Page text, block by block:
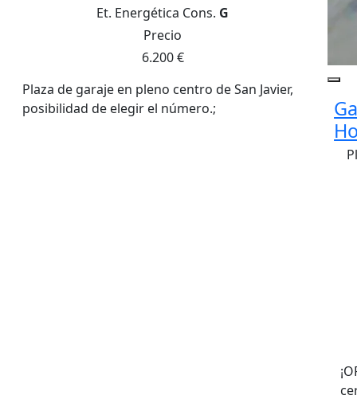
Et. Energética Cons. G
Precio
6.200 €
Plaza de garaje en pleno centro de San Javier,
posibilidad de elegir el número.;